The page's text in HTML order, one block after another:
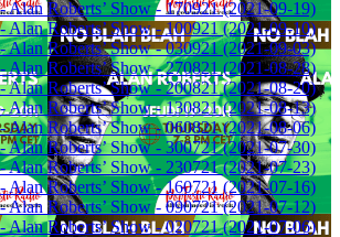
Alan Roberts’ Show - 170921 (2021-09-19)
Alan Roberts’ Show - 100921 (2021-09-10)
Alan Roberts’ Show - 030921 (2021-09-03)
Alan Roberts’ Show - 270821 (2021-08-28)
Alan Roberts’ Show - 200821 (2021-08-20)
Alan Roberts’ Show - 130821 (2021-08-13)
Alan Roberts’ Show - 060821 (2021-08-06)
Alan Roberts’ Show - 300721 (2021-07-30)
Alan Roberts’ Show - 230721 (2021-07-23)
Alan Roberts’ Show - 160721 (2021-07-16)
Alan Roberts’ Show - 090721 (2021-07-12)
Alan Roberts’ Show - 020721 (2021-07-06)